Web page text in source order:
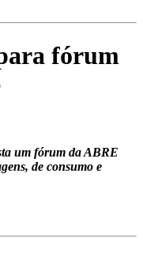
fórum
um fórum da ABRE
de consumo e